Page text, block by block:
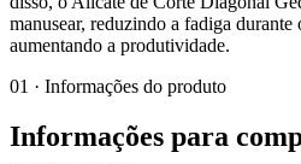
manusear, reduzindo a fadiga durante
aumentando a produtividade.
01 · Informações do produto
Informações para